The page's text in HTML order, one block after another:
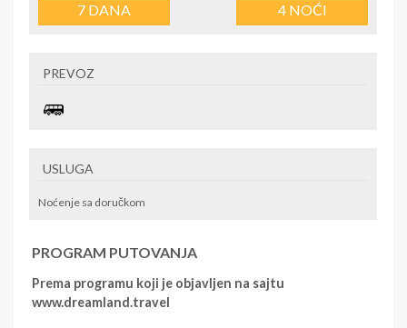
7 DANA 4NOĆI
PREVOZ
USLUGA
Noćenje sa doručkom
PROGRAM PUTOVANJA
Prema programu koji je objavljen na sajtu
www.dreamland.travel